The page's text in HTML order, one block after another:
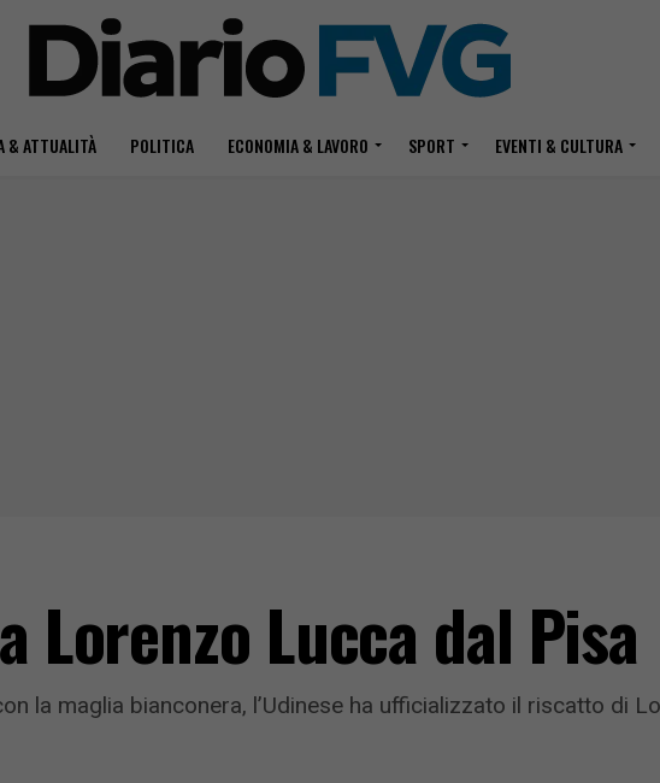
& ATTUALITÀ POLITICA ECONOMIA & LAVORO SPORT EVENTI & CULTURA
Lorenzo Lucca dal Pisa
la maglia bianconera, l’Udinese ha ufficializzato il riscatto di